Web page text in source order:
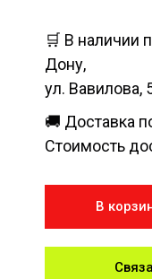
🛒 В наличии
Дону,
ул. Вавилова,
🚚 Доставка
Стоимость
В